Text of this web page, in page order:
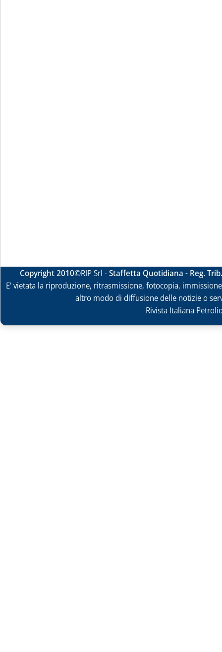
Copyright 2010©RIP Srl -Staffetta Quotidiana - Reg.
E' vietata la riproduzione, ritrasmissione, fotocopia,
altro modo di diffusione delle notizie o
Rivista Italiana